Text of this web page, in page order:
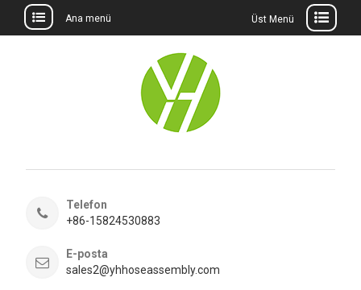
Ana menü Üst Menü
Telefon
+86-15824530883
E-posta
sales2@yhhoseassembly.com